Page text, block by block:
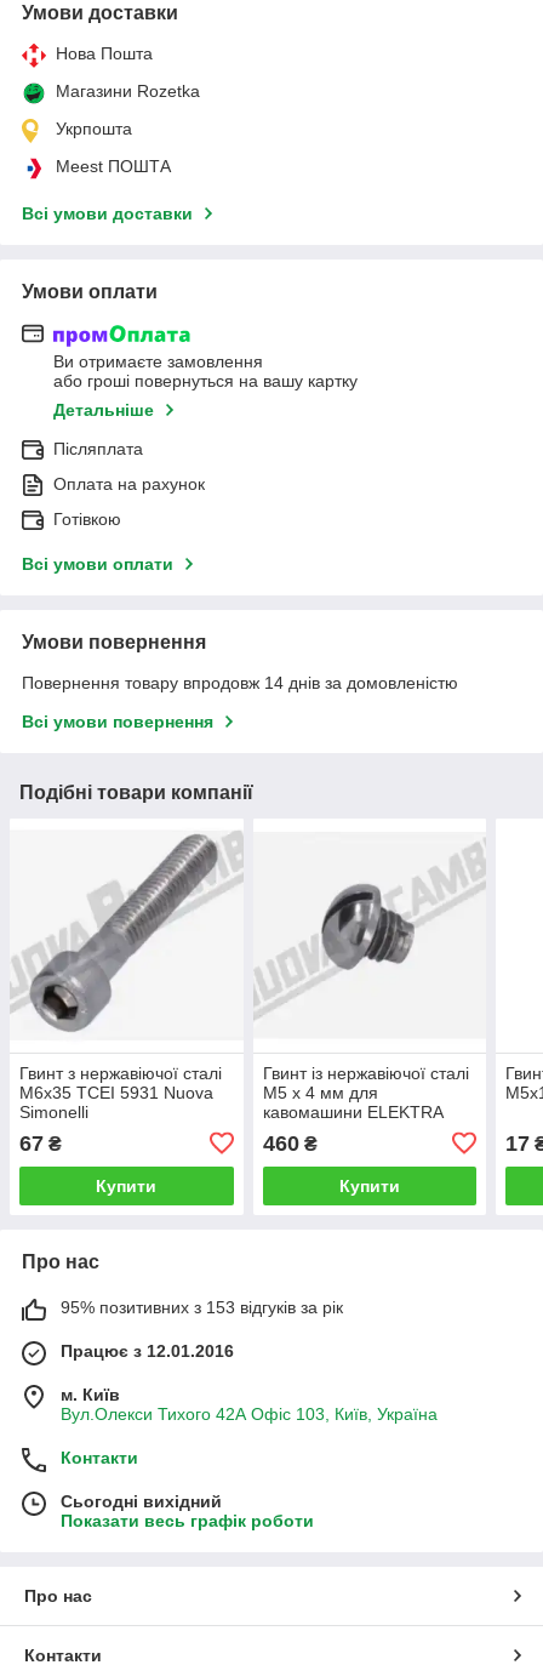
Умови доставки
Нова Пошта
Магазини Rozetka
Укрпошта
Meest ПОШТА
Всі умови доставки
Умови оплати
Ви отримаєте замовлення
або гроші повернуться на вашу картку
Детальніше
Післяплата
Оплата на рахунок
Готівкою
Всі умови оплати
Умови повернення
Повернення товару впродовж 14 днів за домовленістю
Всі умови повернення
Подібні товари компанії
Гвинт з нержавіючої сталі
M6x35 TCEI 5931 Nuova
Simonelli
67 ₴
Купити
Гвинт із нержавіючої сталі
M5 x 4 мм для
кавомашини ELEKTRA
460₴
Купити
17
Про нас
95% позитивних з 153 відгуків за рік
Працює з 12.01.2016
м. Київ
Вул.Олекси Тихого 42А Офіс 103, Київ, Україна
Контакти
Сьогодні вихідний
Показати весь графік роботи
Про нас
Контакти